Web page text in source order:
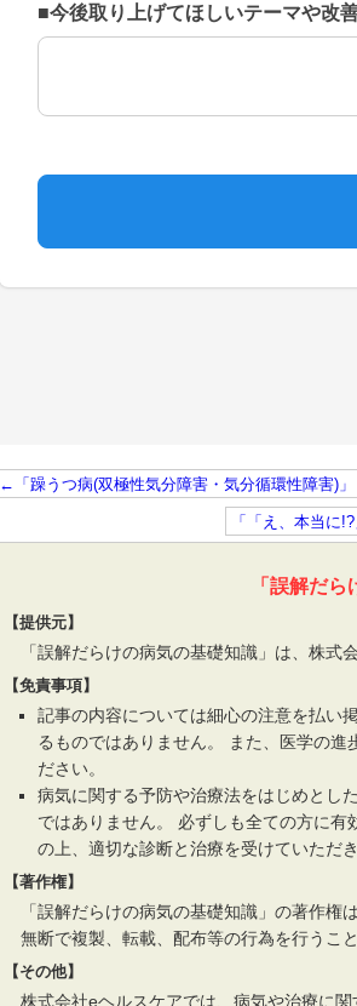
←「躁うつ病(双極性気分障害・気分循環性障害)」
「「え、本当に
「誤解だ
【提供元】
「誤解だらけの病気の基礎知識」は、株式
【免責事項】
記事の内容については細心の注意を払い
るものではありません。 また、医学の進
ださい。
病気に関する予防や治療法をはじめとし
ではありません。 必ずしも全ての方に
の上、適切な診断と治療を受けていただ
【著作権】
「誤解だらけの病気の基礎知識」の著作権
無断で複製、転載、配布等の行為を行うこ
【その他】
株式会社eヘルスケアでは、病気や治療に